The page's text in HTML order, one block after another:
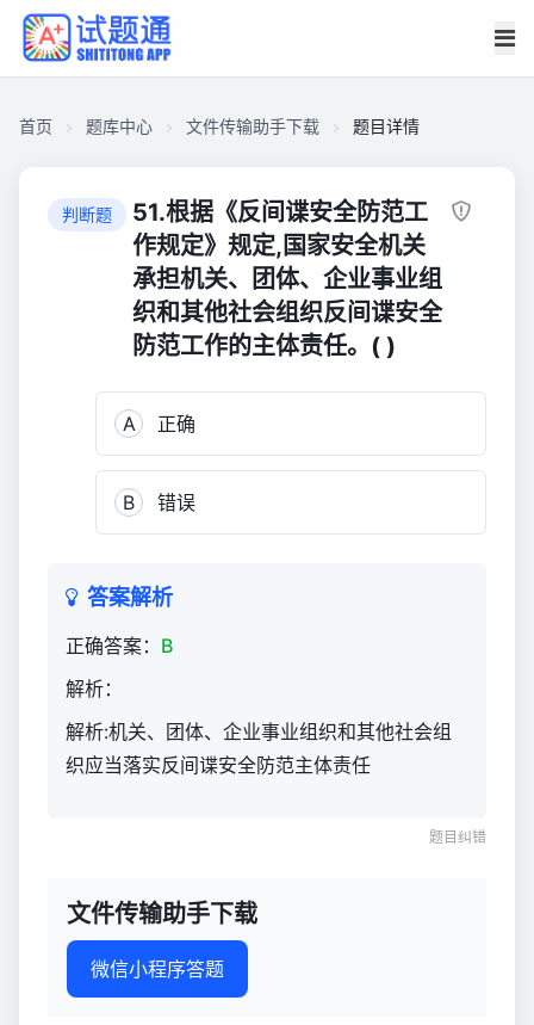
首页 题库中心 文件传输助手下载 题目详情
判断题
51.根据《反间谍安全防范工
作规定》规定,国家安全机关
承担机关、团体、企业事业组
织和其他社会组织反间谍安全
防范工作的主体责任。( )
A 正确
B 错误
答案解析
正确答案： B
解析：
解析:机关、团体、企业事业组织和其他社会组
织应当落实反间谍安全防范主体责任
题目纠错
文件传输助手下载
微信小程序答题